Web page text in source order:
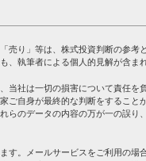
売り」等は、株式投資判断の参
執筆者による個人的見解が含
社は一切の損害について責任
ご自身が最終的な判断をするこ
らのデータの内容の万が一の誤
す。メールサービスをご利用の場合